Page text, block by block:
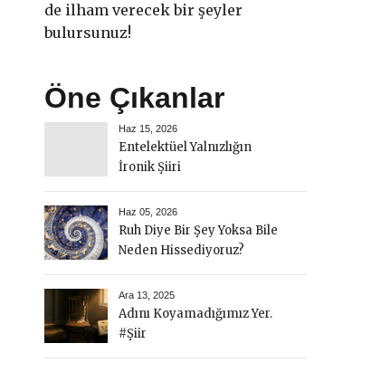
de ilham verecek bir şeyler
bulursunuz!
Öne Çıkanlar
Haz 15, 2026
Entelektüel Yalnızlığın
İronik Şiiri
Haz 05, 2026
Ruh Diye Bir Şey Yoksa Bile
Neden Hissediyoruz?
Ara 13, 2025
Adını Koyamadığımız Yer.
#Şiir